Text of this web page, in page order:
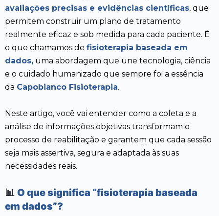
avaliações precisas e evidências científicas, que
permitem construir um plano de tratamento
realmente eficaz e sob medida para cada paciente. É
o que chamamos de fisioterapia baseada em
dados, uma abordagem que une tecnologia, ciência
e o cuidado humanizado que sempre foi a essência
da Capobianco Fisioterapia.
Neste artigo, você vai entender como a coleta e a
análise de informações objetivas transformam o
processo de reabilitação e garantem que cada sessão
seja mais assertiva, segura e adaptada às suas
necessidades reais.
📊 O que significa “fisioterapia baseada
em dados”?